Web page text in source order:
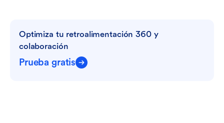
Optimiza tu retroalimentación 360 y
colaboración
Prueba gratis